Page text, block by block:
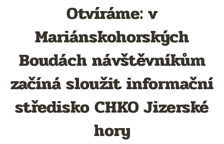
Otvíráme: v
Mariánskohorských
Boudách návštěvníkům
začíná sloužit informační
středisko CHKO Jizerské
hory